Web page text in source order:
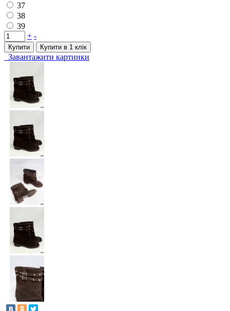
37
38
39
+ -
Купити Купити в 1 клiк
Завантажити картинки